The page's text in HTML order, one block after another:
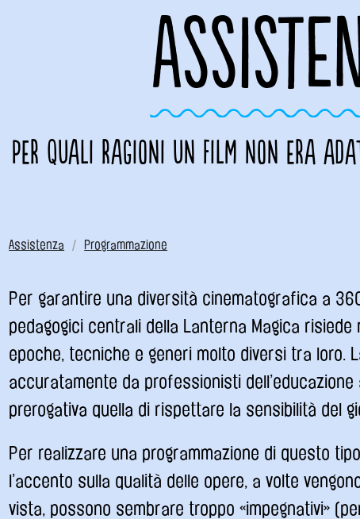
Per quali ragioni un film non era
Assistenza Programmazione
Per garantire una diversità cinematografica a
pedagogici centrali della Lanterna Magica risiede
epoche, tecniche e generi molto diversi tra loro.
accuratamente da professionisti dell’educazione
prerogativa quella di rispettare la sensibilità del
Per realizzare una programmazione di questo
l’accento sulla qualità delle opere, a volte
vista, possono sembrare troppo «impegnativi»